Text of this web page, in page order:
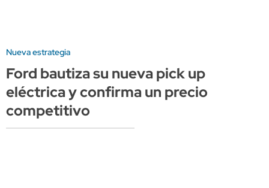
Nueva estrategia
Ford bautiza su nueva pick up
eléctrica y confirma un precio
competitivo